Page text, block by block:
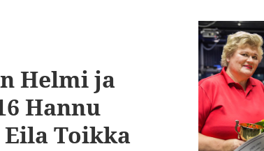
Helmi ja
Hannu
Toikka